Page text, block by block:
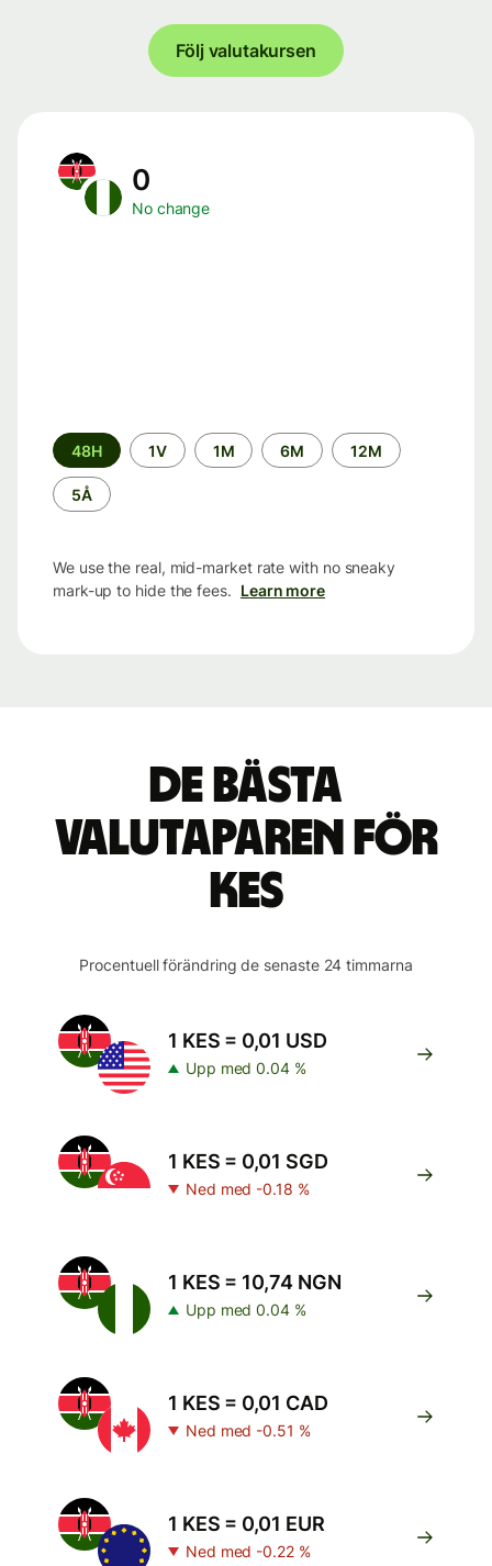
Följ valutakursen
0
No change
Time
period
48H 1V 1M 6M 12M
5Å
We use the real, mid-market rate with no sneaky
mark-up to hide the fees. Learn more
De bästa
valutaparen för
KES
Procentuell förändring de senaste 24 timmarna
1 KES = 0,01 USD
Upp med 0.04 %
1 KES = 0,01 SGD
Ned med -0.18 %
1 KES = 10,74 NGN
Upp med 0.04 %
1 KES = 0,01 CAD
Ned med -0.51 %
1 KES = 0,01 EUR
Ned med -0.22 %